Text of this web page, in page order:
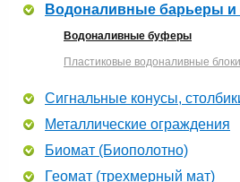
Водоналивные барьеры и
Водоналивные буферы
Пластиковые водоналивные блоки
Сигнальные конусы,
Металлические ограждения
Биомат (Биополотно)
Геомат (трехмерный мат)